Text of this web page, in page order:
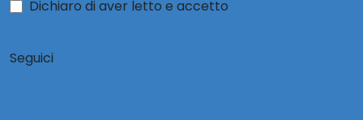
Dichiaro di aver letto e accetto
Seguici